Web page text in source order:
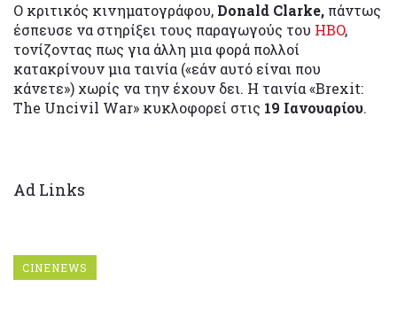
Ο κριτικός κινηματογράφου, Donald Clarke, πάντως
έσπευσε να στηρίξει τους παραγωγούς του HBO,
τονίζοντας πως για άλλη μια φορά πολλοί
κατακρίνουν μια ταινία («εάν αυτό είναι που
κάνετε») χωρίς να την έχουν δει. Η ταινία «Brexit:
The Uncivil War» κυκλοφορεί στις 19 Ιανουαρίου.
Ad Links
CINENEWS